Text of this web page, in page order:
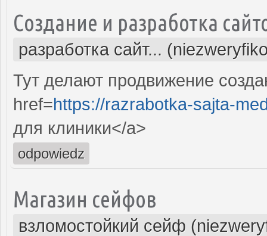
Создание и разработка
разработка сайт...
Тут делают продвижение
href=https://razrabotka-sajta-
для клиники</a>
odpowiedz
Магазин сейфов
взломостойкий сейф